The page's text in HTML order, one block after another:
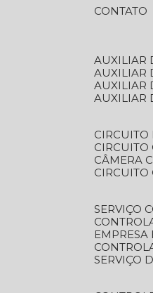
CONTATO
CÂMERA
SERVIÇO
SERVIÇO